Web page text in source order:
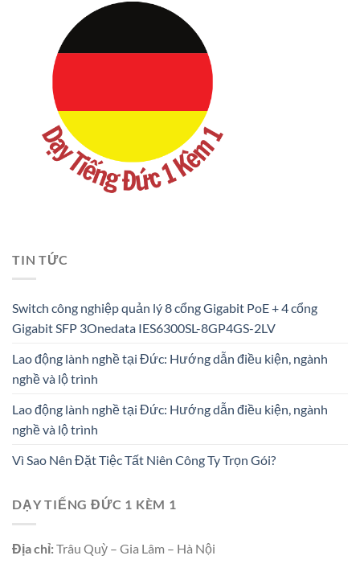
TIN TỨC
Switch công nghiệp quản lý 8 cổng Gigabit PoE + 4 cổng
Gigabit SFP 3Onedata IES6300SL-8GP4GS-2LV
Lao động lành nghề tại Đức: Hướng dẫn điều kiện, ngành
nghề và lộ trình
Lao động lành nghề tại Đức: Hướng dẫn điều kiện, ngành
nghề và lộ trình
Vì Sao Nên Đặt Tiệc Tất Niên Công Ty Trọn Gói?
DẠY TIẾNG ĐỨC 1 KÈM 1
Địa chỉ:Trâu Quỳ – Gia Lâm – Hà Nội